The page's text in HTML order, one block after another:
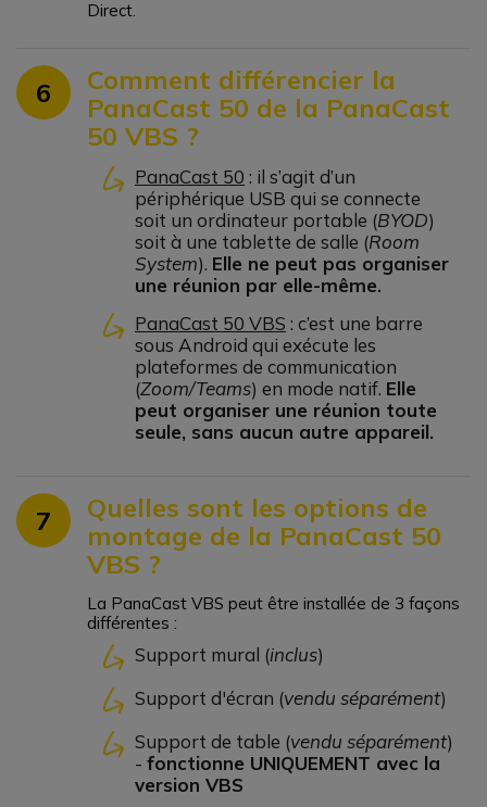
Direct.
6
Comment différencier la
PanaCast 50 de la PanaCast
50 VBS ?
PanaCast 50 : il s’agit d’un
périphérique USB qui se connecte
soit un ordinateur portable (BYOD)
soit à une tablette de salle (Room
System). Elle ne peut pas organiser
une réunion par elle-même.
PanaCast 50 VBS : c’est une barre
sous Android qui exécute les
plateformes de communication
(Zoom/Teams) en mode natif. Elle
peut organiser une réunion toute
seule, sans aucun autre appareil.
7
Quelles sont les options de
montage de la PanaCast 50
VBS ?
La PanaCast VBS peut être installée de 3 façons
différentes :
Support mural (inclus)
Support d'écran (vendu séparément)
Support de table (vendu séparément)
- fonctionne UNIQUEMENT avec la
version VBS